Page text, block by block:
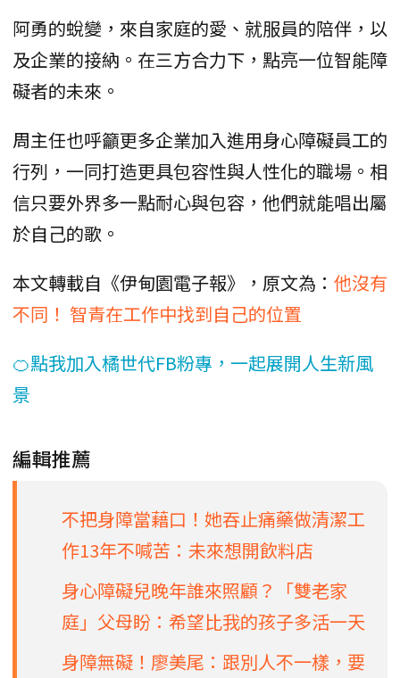
阿勇的蛻變，來自家庭的愛、就服員的陪伴，以
及企業的接納。在三方合力下，點亮一位智能障
礙者的未來。
周主任也呼籲更多企業加入進用身心障礙員工的
行列，一同打造更具包容性與人性化的職場。相
信只要外界多一點耐心與包容，他們就能唱出屬
於自己的歌。
本文轉載自《伊甸園電子報》，原文為： 他沒有
不同！ 智青在工作中找到自己的位置
🍊點我加入橘世代FB粉專，一起展開人生新風
景
編輯推薦
不把身障當藉口！她吞止痛藥做清潔工
作13年不喊苦：未來想開飲料店
身心障礙兒晚年誰來照顧？「雙老家
庭」父母盼：希望比我的孩子多活一天
身障無礙！廖美尾：跟別人不一樣，要